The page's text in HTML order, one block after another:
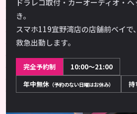
ドラレコ取付・カーオーディオ・
き。
スマホ119宜野湾店の店舗前ベイで
救急出動します。
完全予約制
10:00〜21:00
年中無休 （予約のない日曜はお休み） 持